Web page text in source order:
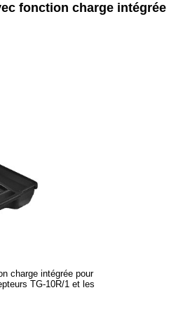
fonction charge intégrée
charge intégrée pour
TG-10R/1 et les